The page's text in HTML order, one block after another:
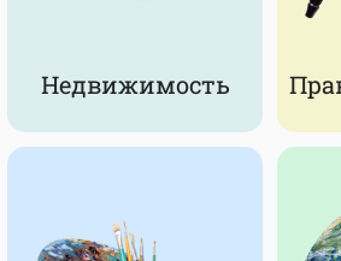
Недвижимость